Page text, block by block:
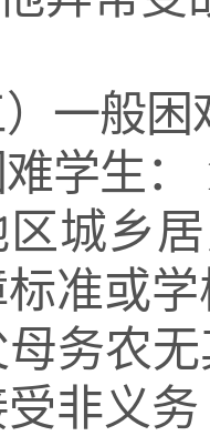
）一般
学生：
区城乡
准或
母务农
非义务